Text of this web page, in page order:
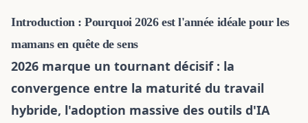
Introduction : Pourquoi 2026 est l'année idéale pour les
mamans en quête de sens
2026 marque un tournant décisif : la
convergence entre la maturité du travail
hybride, l'adoption massive des outils d'IA